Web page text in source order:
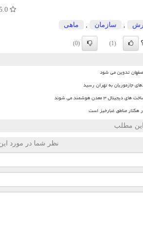
5.0 / 5
سازمان ماهی
(1)
(0)
تدوین می شود
جازموریان به تهران رسید
این مطلب
نظر شما در مورد